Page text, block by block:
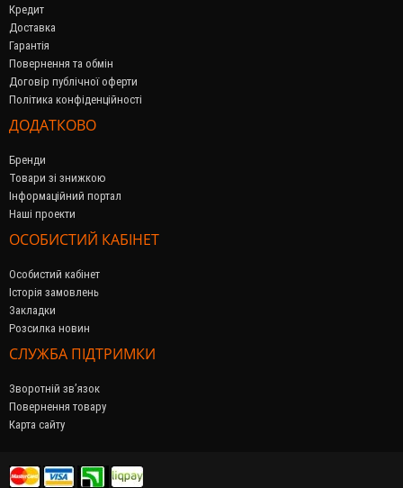
Кредит
Доставка
Гарантія
Повернення та обмін
Договір публічної оферти
Політика конфіденційності
ДОДАТКОВО
Бренди
Товари зі знижкою
Інформаційний портал
Наші проекти
ОСОБИСТИЙ КАБІНЕТ
Особистий кабінет
Історія замовлень
Закладки
Розсилка новин
СЛУЖБА ПІДТРИМКИ
Зворотній зв’язок
Повернення товару
Карта сайту